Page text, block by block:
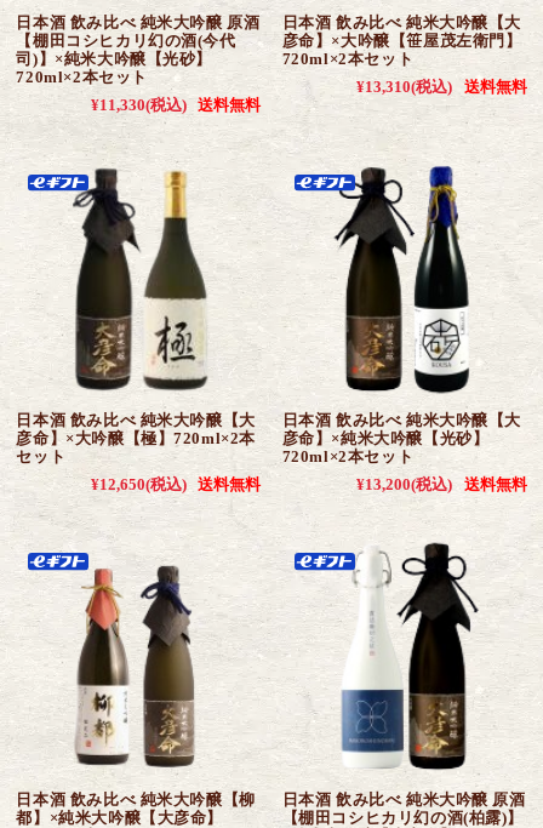
日本酒 飲み比べ 純米大吟醸 原酒
【棚田コシヒカリ幻の酒(今代
司)】×純米大吟醸【光砂】
720ml×2本セット
¥11,330(税込) 送料無料
日本酒 飲み比べ 純米大吟醸【大
彦命】×大吟醸【笹屋茂左衛門】
720ml×2本セット
¥13,310(税込) 送料無料
日本酒 飲み比べ 純米大吟醸【大
彦命】×大吟醸【極】720ml×2本
セット
¥12,650(税込) 送料無料
日本酒 飲み比べ 純米大吟醸【大
彦命】×純米大吟醸【光砂】
720ml×2本セット
¥13,200(税込) 送料無料
日本酒 飲み比べ 純米大吟醸【柳
都】×純米大吟醸【大彦命】
日本酒 飲み比べ 純米大吟醸 原酒
【棚田コシヒカリ幻の酒(柏露)】